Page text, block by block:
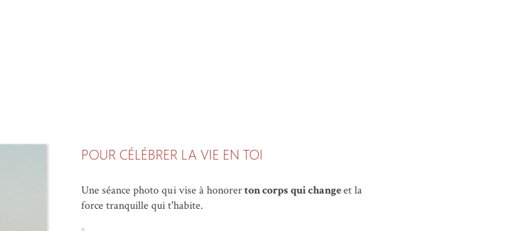
POUR CÉLÉBRER LA VIE EN TOI
Une séance photo qui vise à honorerton corps qui changeet la
force tranquille qui t'habite.